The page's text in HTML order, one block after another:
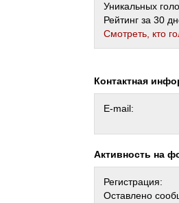
Уникальных
Рейтинг за 30
Cмотреть, кто
Контактная
E-mail:
Активность на
Регистрация:
Оставлено